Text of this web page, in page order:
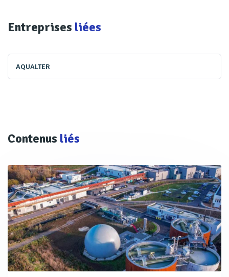
Entreprises liées
AQUALTER
Contenus liés